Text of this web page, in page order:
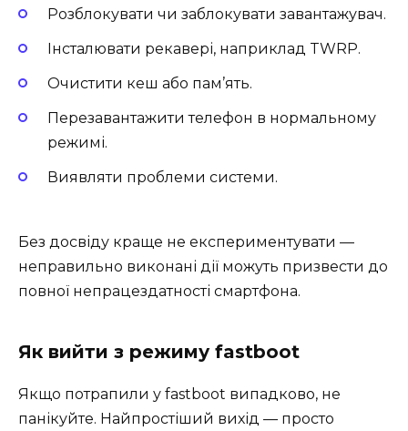
Розблокувати чи заблокувати завантажувач.
Інсталювати рекавері, наприклад TWRP.
Очистити кеш або пам’ять.
Перезавантажити телефон в нормальному
режимі.
Виявляти проблеми системи.
Без досвіду краще не експериментувати —
неправильно виконані дії можуть призвести до
повної непрацездатності смартфона.
Як вийти з режиму fastboot
Якщо потрапили у fastboot випадково, не
панікуйте. Найпростіший вихід — просто